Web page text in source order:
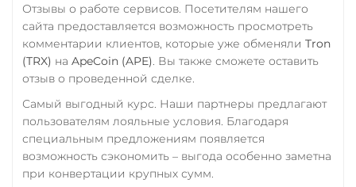
TRUMP
Trust Wallet Token (TWT)
Uniswap (UNI)
ERC20
USD Coin (USDC)
ERC20
Совкомбанк RUB
Тинькофф
RUB
Отзывы о работе сервисов. Посетителям нашего
сайта предоставляется возможность просмотреть
комментарии клиентов, которые уже обменяли Tron
(TRX) на ApeCoin (APE). Вы также сможете оставить
отзыв о проведенной сделке.
Самый выгодный курс. Наши партнеры предлагают
пользователям лояльные условия. Благодаря
специальным предложениям появляется
возможность сэкономить – выгода особенно заметна
при конвертации крупных сумм.